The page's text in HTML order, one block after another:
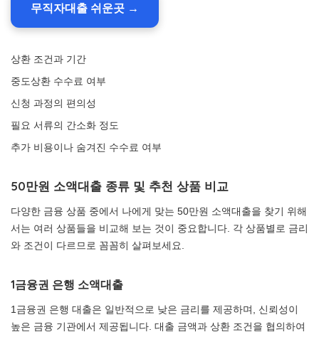
무직자대출 쉬운곳 →
상환 조건과 기간
중도상환 수수료 여부
신청 과정의 편의성
필요 서류의 간소화 정도
추가 비용이나 숨겨진 수수료 여부
50만원 소액대출 종류 및 추천 상품 비교
다양한 금융 상품 중에서 나에게 맞는 50만원 소액대출을 찾기 위해
서는 여러 상품들을 비교해 보는 것이 중요합니다. 각 상품별로 금리
와 조건이 다르므로 꼼꼼히 살펴보세요.
1금융권 은행 소액대출
1금융권 은행 대출은 일반적으로 낮은 금리를 제공하며, 신뢰성이
높은 금융 기관에서 제공됩니다. 대출 금액과 상환 조건을 협의하여